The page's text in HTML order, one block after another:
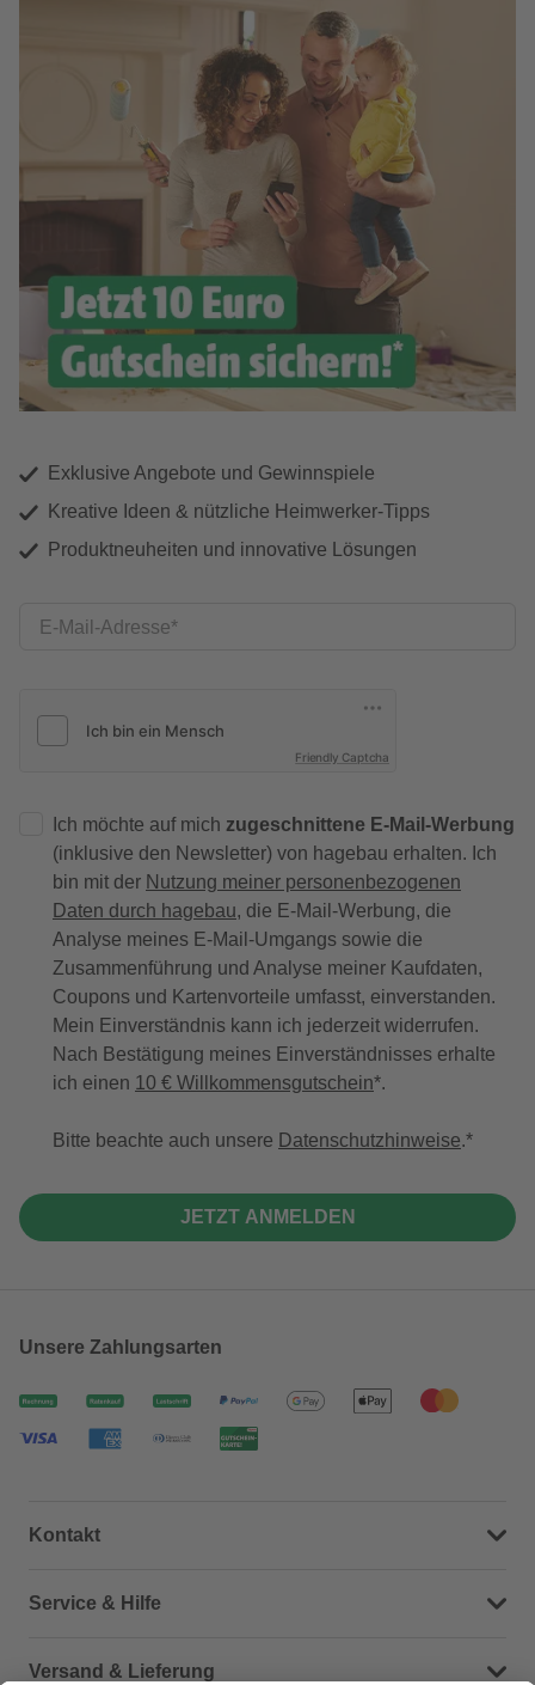
Exklusive Angebote und Gewinnspiele
Kreative Ideen & nützliche Heimwerker-Tipps
Produktneuheiten und innovative Lösungen
E-Mail-Adresse
Friendly Captcha
Ich möchte auf mich zugeschnittene E-Mail-Werbung
(inklusive den Newsletter) von hagebau erhalten. Ich
bin mit der Nutzung meiner personenbezogenen
Daten durch hagebau, die E-Mail-Werbung, die
Analyse meines E-Mail-Umgangs sowie die
Zusammenführung und Analyse meiner Kaufdaten,
Coupons und Kartenvorteile umfasst, einverstanden.
Mein Einverständnis kann ich jederzeit widerrufen.
Nach Bestätigung meines Einverständnisses erhalte
ich einen 10 € Willkommensgutschein*.
Bitte beachte auch unsere Datenschutzhinweise.
JETZT ANMELDEN
Unsere Zahlungsarten
Kontakt
Dein Kontakt zu uns
Service & Hilfe
Häufige Fragen (FAQ)
Versand & Lieferung